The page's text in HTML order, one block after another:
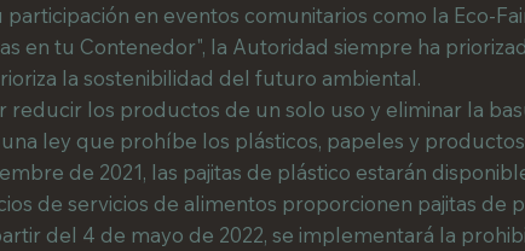
en eventos comunitarios como la Eco-
en tu Contenedor", la Autoridad siempre ha
la sostenibilidad del futuro ambiental.
reducir los productos de un solo uso y eliminar la
ley que prohíbe los plásticos, papeles y
de 2021, las pajitas de plástico estarán
de servicios de alimentos proporcionen pajitas de
del 4 de mayo de 2022, se implementará la